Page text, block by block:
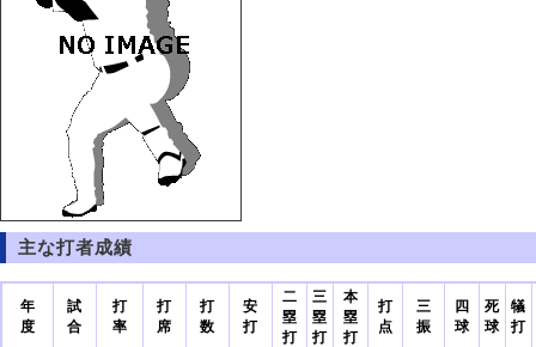
主な打者成績
年
度
試
合
打
率
打
席
打
数
安
打
二
塁
打
三
塁
打
本
塁
打
打
点
三
振
四
球
死
球
犠
打